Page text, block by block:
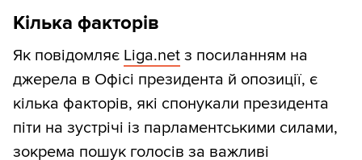
Кілька факторів
Як повідомляє Liga.net з посиланням на
джерела в Офісі президента й опозиції, є
кілька факторів, які спонукали президента
піти на зустрічі із парламентськими силами,
зокрема пошук голосів за важливі